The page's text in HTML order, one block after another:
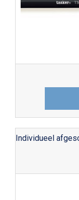
Individueel